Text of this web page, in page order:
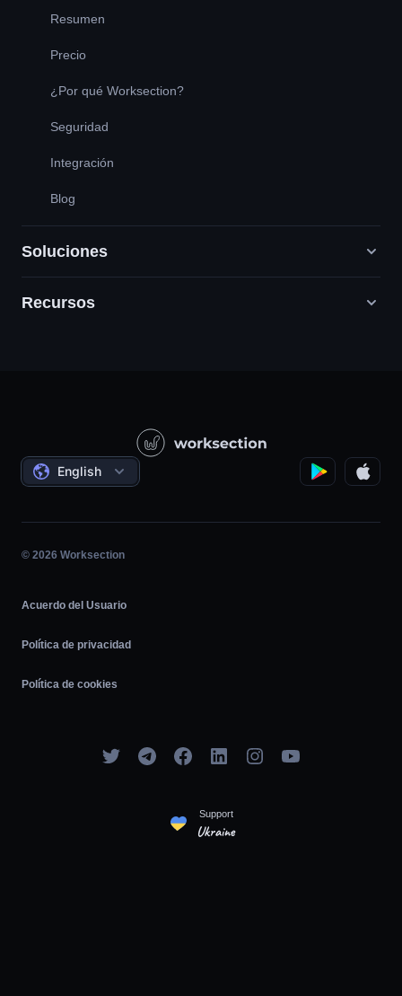
Resumen
Precio
¿Por qué Worksection?
Seguridad
Integración
Blog
Soluciones
Agencias de marketing digital
Proyectos sociales
Gestión de proyectos
Trabajo por horas
Ágil
Recursos
Lecciones en vídeo
Acuerdos
English
© 2026 Worksection
Acuerdo del Usuario
Política de privacidad
Política de cookies
Support
Ukraine